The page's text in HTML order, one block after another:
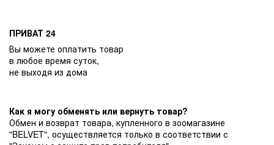
ПРИВАТ 24
Вы можете оплатить товар
в любое время суток,
не выходя из дома
Как я могу обменять или вернуть товар?
Обмен и возврат товара, купленного в зоомагазине
"BELVET", осуществляется только в соответствии с